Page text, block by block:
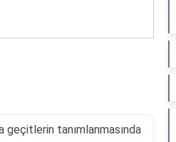
geçitlerin tanımlanmasında